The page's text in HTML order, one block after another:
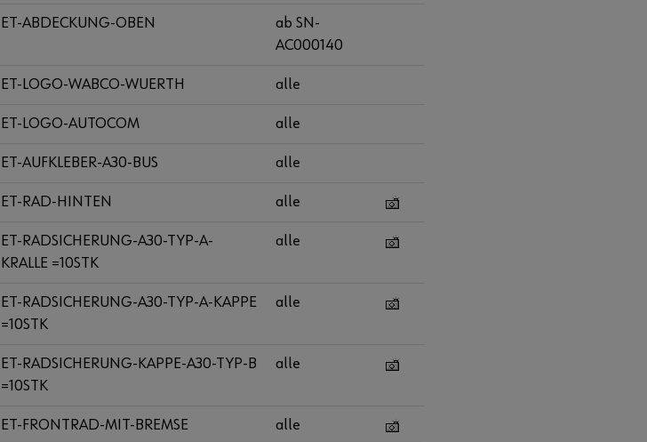
ET-ABDECKUNG-OBEN
ab SN-
AC000140
ET-LOGO-WABCO-WUERTH alle
ET-LOGO-AUTOCOM alle
ET-AUFKLEBER-A30-BUS alle
ET-RAD-HINTEN alle
ET-RADSICHERUNG-A30-TYP-A-
KRALLE =10STK
alle
ET-RADSICHERUNG-A30-TYP-A-KAPPE
=10STK
alle
ET-RADSICHERUNG-KAPPE-A30-TYP-B
=10STK
alle
ET-FRONTRAD-MIT-BREMSE alle